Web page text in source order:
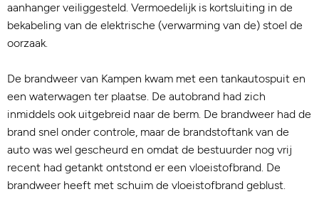
aanhanger veiliggesteld. Vermoedelijk is kortsluiting in de
bekabeling van de elektrische (verwarming van de) stoel de
oorzaak.
De brandweer van Kampen kwam met een tankautospuit en
een waterwagen ter plaatse. De autobrand had zich
inmiddels ook uitgebreid naar de berm. De brandweer had de
brand snel onder controle, maar de brandstoftank van de
auto was wel gescheurd en omdat de bestuurder nog vrij
recent had getankt ontstond er een vloeistofbrand. De
brandweer heeft met schuim de vloeistofbrand geblust.